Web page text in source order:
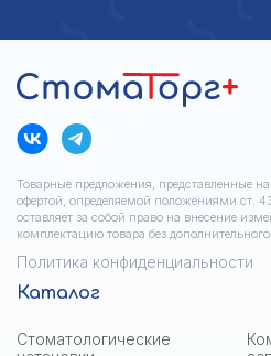
Товарные предложения, представленные
офертой, определяемой положениями ст.
оставляет за собой право на внесение
комплектацию товара без
Политика конфиденциальности
Каталог
Стоматологические